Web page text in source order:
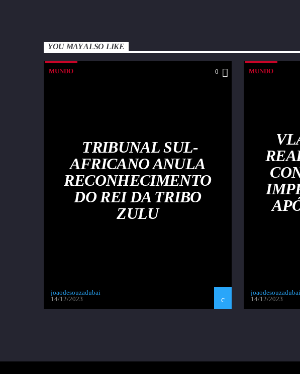
YOU MAY ALSO LIKE
MUNDO 0
TRIBUNAL SUL-
AFRICANO ANULA
RECONHECIMENTO
DO REI DA TRIBO
ZULU
joaodesouzadubai
14/12/2023
MUNDO
joaodesouzadubai
14/12/2023